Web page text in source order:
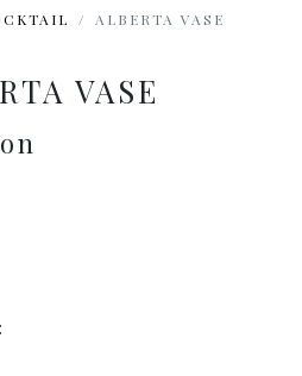
ALBERTA VASE
VASE